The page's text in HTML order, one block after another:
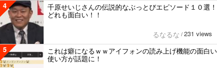
4
千原せいじさんの伝説的なぶっとびエピソード１０選！
どれも面白い！！
るなるな / 231 views
5
これは癖になるｗｗアイフォンの読み上げ機能の面白い
使い方が話題に！